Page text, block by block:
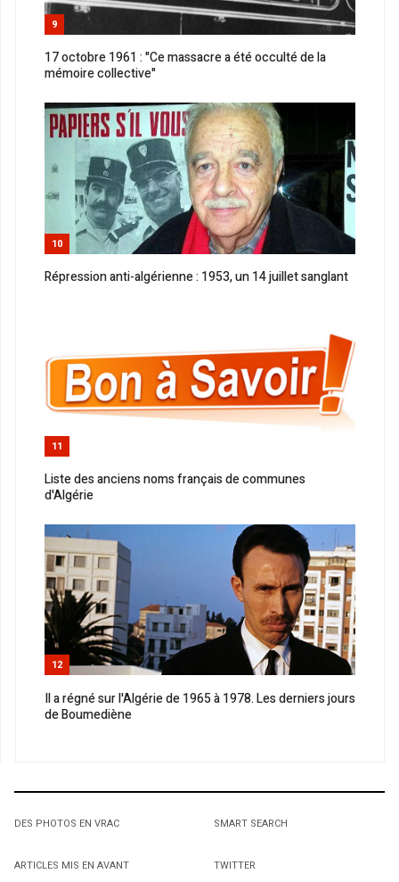
9
17 octobre 1961 : "Ce massacre a été occulté de la
mémoire collective"
10
Répression anti-algérienne : 1953, un 14 juillet sanglant
11
Liste des anciens noms français de communes
d'Algérie
12
Il a régné sur l'Algérie de 1965 à 1978. Les derniers jours
de Boumediène
DES PHOTOS EN VRAC SMART SEARCH
ARTICLES MIS EN AVANT
TWITTER